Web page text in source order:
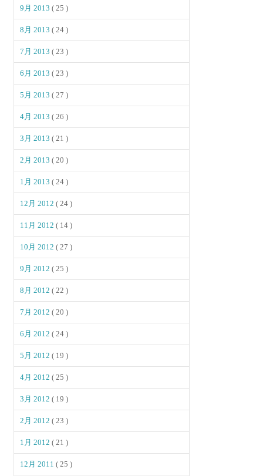
9月 2013( 25 )
8月 2013( 24 )
7月 2013( 23 )
6月 2013( 23 )
5月 2013( 27 )
4月 2013( 26 )
3月 2013( 21 )
2月 2013( 20 )
1月 2013( 24 )
12月 2012( 24 )
11月 2012( 14 )
10月 2012( 27 )
9月 2012( 25 )
8月 2012( 22 )
7月 2012( 20 )
6月 2012( 24 )
5月 2012( 19 )
4月 2012( 25 )
3月 2012( 19 )
2月 2012( 23 )
1月 2012( 21 )
12月 2011( 25 )